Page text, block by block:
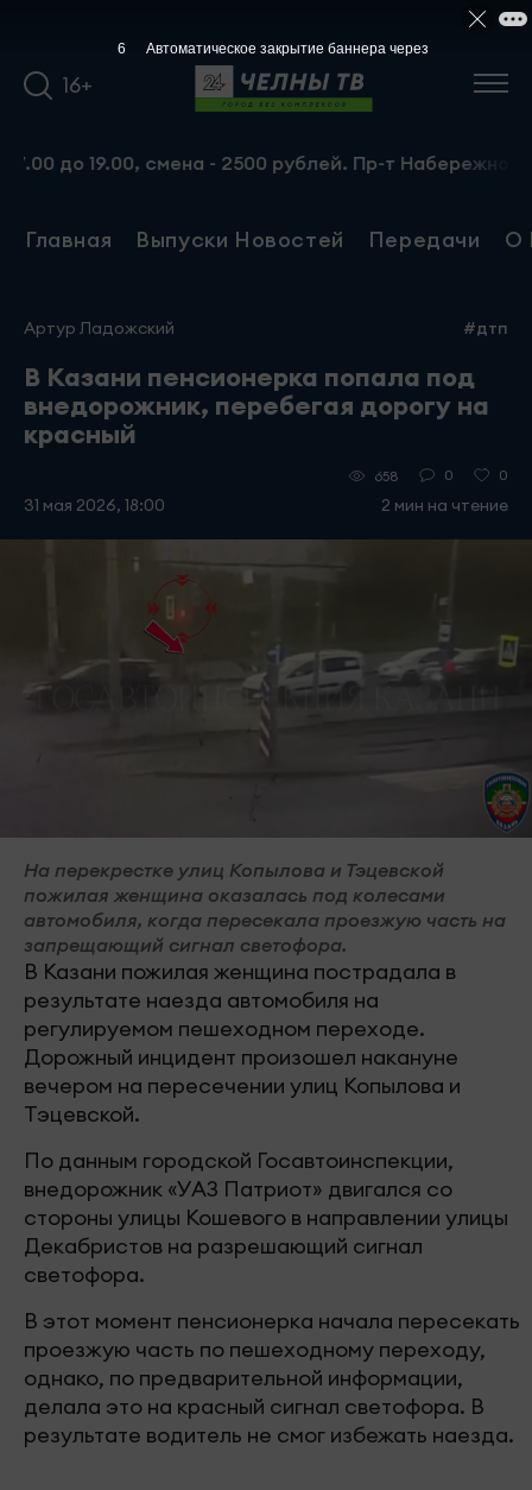
16+
19.00, смена - 2500 рублей. Пр-т
Главная Выпуски Новостей Передачи О
Артур Ладожский #дтп
В Казани пенсионерка попала под
внедорожник, перебегая дорогу на
красный
31 мая 2026, 18:00
658 0 0
2 мин на чтение
На перекрестке улиц Копылова и Тэцевской
пожилая женщина оказалась под колесами
автомобиля, когда пересекала проезжую часть на
запрещающий сигнал светофора.
В Казани пожилая женщина пострадала в
результате наезда автомобиля на
регулируемом пешеходном переходе.
Дорожный инцидент произошел накануне
вечером на пересечении улиц Копылова и
Тэцевской.
По данным городской Госавтоинспекции,
внедорожник «УАЗ Патриот» двигался со
стороны улицы Кошевого в направлении улицы
Декабристов на разрешающий сигнал
светофора.
В этот момент пенсионерка начала пересекать
проезжую часть по пешеходному переходу,
однако, по предварительной информации,
делала это на красный сигнал светофора. В
результате водитель не смог избежать наезда.
6 Автоматическое закрытие баннера через